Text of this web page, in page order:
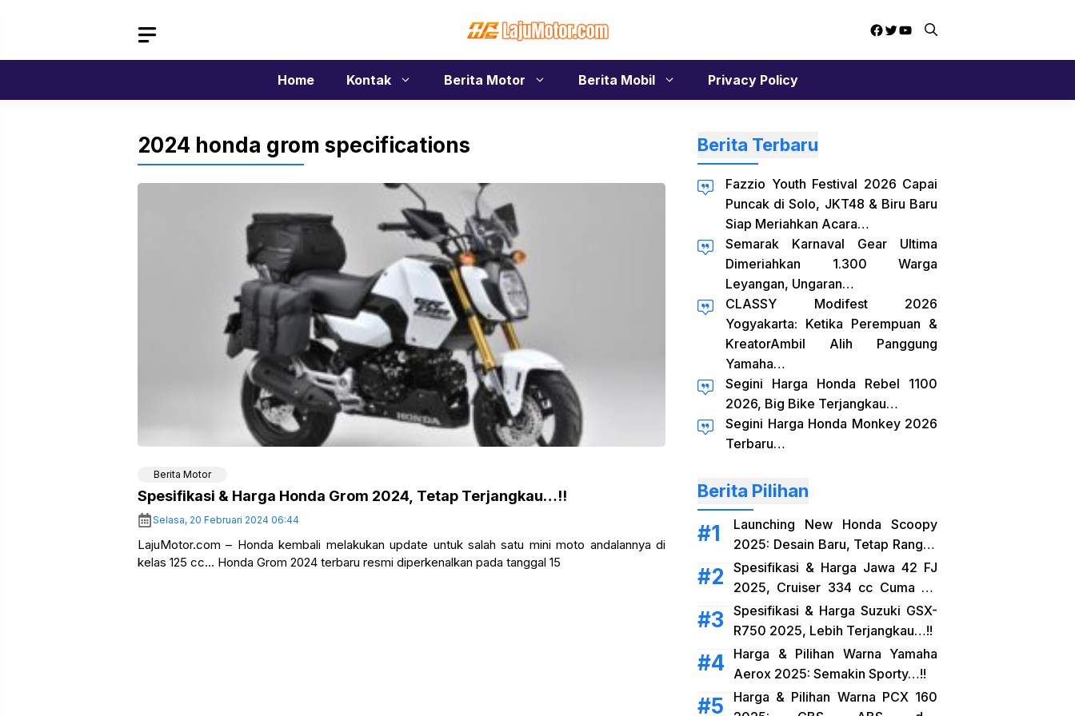
Facebook
Twitter
YouTube
Home Kontak Berita Motor Berita Mobil Privacy Policy
2024 honda grom specifications
Berita Motor
Spesifikasi & Harga Honda Grom 2024, Tetap Terjangkau…!!
Selasa, 20 Februari 2024 06:44
LajuMotor.com – Honda kembali melakukan update untuk salah satu mini moto andalannya di
kelas 125 cc… Honda Grom 2024 terbaru resmi diperkenalkan pada tanggal 15
Berita Terbaru
Fazzio Youth Festival 2026 Capai
Puncak di Solo, JKT48 & Biru Baru
Siap Meriahkan Acara…
Semarak Karnaval Gear Ultima
Dimeriahkan 1.300 Warga
Leyangan, Ungaran…
CLASSY Modifest 2026
Yogyakarta: Ketika Perempuan &
KreatorAmbil Alih Panggung
Yamaha…
Segini Harga Honda Rebel 1100
2026, Big Bike Terjangkau…
Segini Harga Honda Monkey 2026
Terbaru…
Berita Pilihan
Launching New Honda Scoopy
2025: Desain Baru, Tetap Rangka
eSAF…!!
Spesifikasi & Harga Jawa 42 FJ
2025, Cruiser 334 cc Cuma 38
Jutaan…!!
Spesifikasi & Harga Suzuki GSX-
R750 2025, Lebih Terjangkau…!!
Harga & Pilihan Warna Yamaha
Aerox 2025: Semakin Sporty…!!
Harga & Pilihan Warna PCX 160